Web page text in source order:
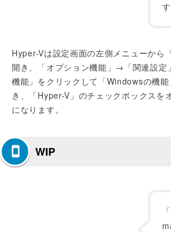
Hyper-Vは設定画面の左側メニューから
開き、「オプション機能」→「関連設
機能」をクリックして「Windowsの機
き、「Hyper-V」のチェックボックスを
になります。
WIP